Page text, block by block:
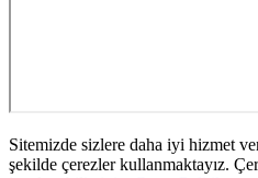
Sitemizde sizlere daha iyi hizmet
şekilde çerezler kullanmaktayız.